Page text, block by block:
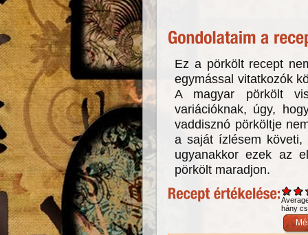
Ez a pörkölt recept
egymással vitatkozók
A magyar pörkölt
variációknak, úgy,
vaddisznó pörköltje
a saját ízlésem
ugyanakkor ezek az
pörkölt maradjon.
hány